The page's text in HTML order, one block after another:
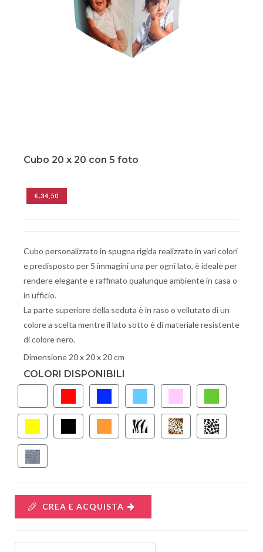
Cubo 20 x 20 con 5 foto
€.34,50
Cubo personalizzato in spugna rigida realizzato in vari colori
e predisposto per 5 immagini una per ogni lato, è ideale per
rendere elegante e raffinato qualunque ambiente in casa o
in ufficio.
La parte superiore della seduta è in raso o vellutato di un
colore a scelta mentre il lato sotto è di materiale resistente
di colore nero.
Dimensione 20 x 20 x 20 cm
COLORI DISPONIBILI
CREA E ACQUISTA